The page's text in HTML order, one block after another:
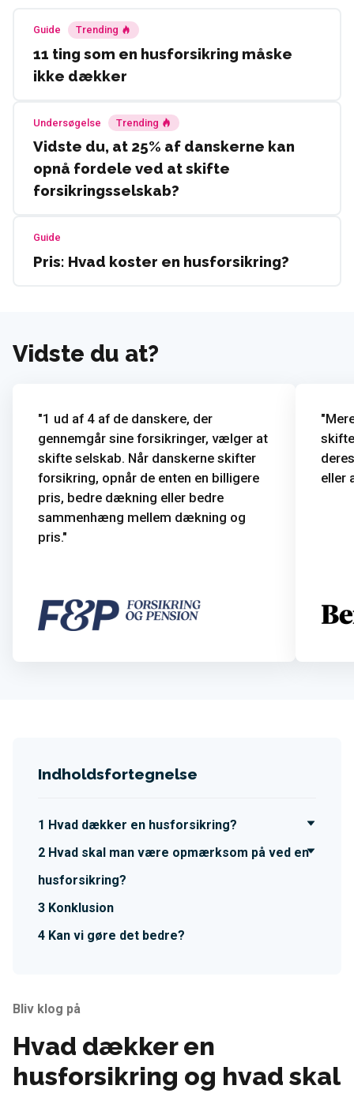
Guide Trending
11 ting som en husforsikring måske
ikke dækker
Undersøgelse Trending
Vidste du, at 25% af danskerne kan
opnå fordele ved at skifte
forsikringsselskab?
Guide
Pris: Hvad koster en husforsikring?
Vidste du at?
1 ud af 4 af de danskere, der
gennemgår sine forsikringer, vælger at
skifte selskab. Når danskerne skifter
forsikring, opnår de enten en billigere
pris, bedre dækning eller bedre
sammenhæng mellem dækning og
pris.
eller
Bliv klog på
Hvad dækker en
husforsikring og hvad skal
Indholdsfortegnelse
Hvad dækker en husforsikring?
Hvad skal man være opmærksom på ved en
husforsikring?
Konklusion
Kan vi gøre det bedre?